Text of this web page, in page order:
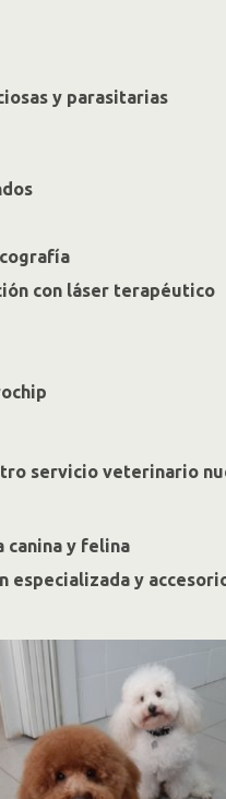
y parasitarias
con láser terapéutico
servicio veterinario
canina y felina
especializada y